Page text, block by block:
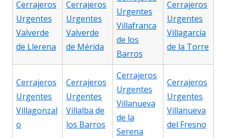
Cerrajeros
Urgentes
Valverde
de Llerena
Cerrajeros
Urgentes
Valverde
de Mérida
Urgentes
Villafranca
de los
Barros
Cerrajeros
Urgentes
Villagarcía
de la Torre
Cerrajeros
Urgentes
Villagonzal
o
Cerrajeros
Urgentes
Villalba de
los Barros
Cerrajeros
Urgentes
Villanueva
de la
Serena
Cerrajeros
Urgentes
Villanueva
del Fresno